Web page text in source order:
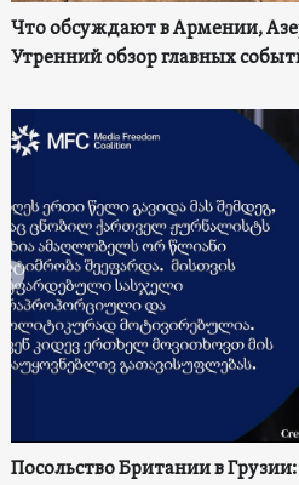
Что обсуждают в Армении,
Утренний обзор главных
Посольство Британии в